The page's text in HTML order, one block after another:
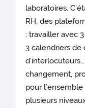
laboratoires.
RH, des
: travailler avec
3 calendriers de
changement,
pour
plusieurs